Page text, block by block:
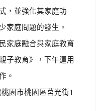
，並強化其家庭功
家庭問題的發生。
家庭融合與家庭教育
子教育》，下午運用
。
園市桃園區莒光街1